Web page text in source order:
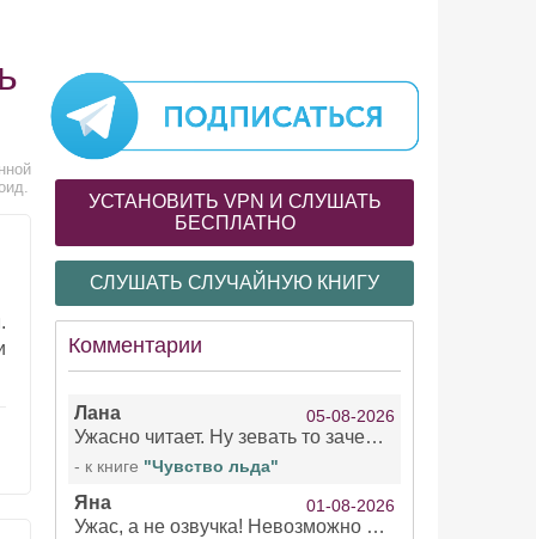
УСТАНОВИТЬ VPN И СЛУШАТЬ
БЕСПЛАТНО
СЛУШАТЬ СЛУЧАЙНУЮ КНИГУ
Комментарии
Лана 05-08-2026
Ужасно читает. Ну зевать то зачем. Уже не говорю, что ударения ставит, как хочет.
- к книге "Чувство льда"
Яна 01-08-2026
Ужас, а не озвучка! Невозможно вникать в смысл текста из за кривляний чтеца